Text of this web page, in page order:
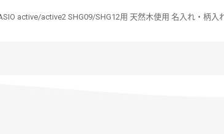
active/active2 SHG09/SHG12用 天然木使用 名入れ・柄入